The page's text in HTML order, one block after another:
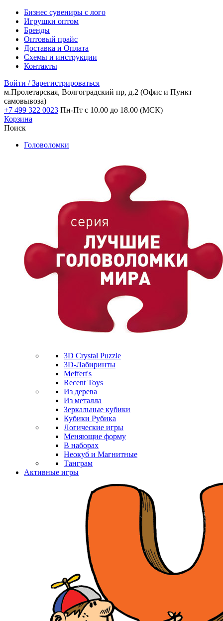
Бизнес сувениры с лого
Игрушки оптом
Бренды
Оптовый прайс
Доставка и Оплата
Схемы и инструкции
Контакты
Войти / Зарегистрироваться
м.Пролетарская, Волгоградский пр, д.2 (Офис и Пункт
самовывоза)
+7 499 322 0023 Пн-Пт с 10.00 до 18.00 (МСК)
Корзина
Поиск
Головоломки
3D Crystal Puzzle
3D-Лабиринты
Meffert's
Recent Toys
Из дерева
Из металла
Зеркальные кубики
Кубики Рубика
Логические игры
Меняющие форму
В наборах
Неокуб и Магнитные
Танграм
Активные игры